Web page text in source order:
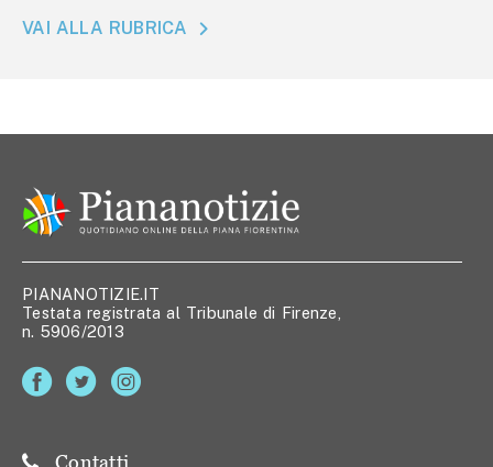
VAI ALLA RUBRICA
PIANANOTIZIE.IT
Testata registrata al Tribunale di Firenze,
n. 5906/2013
Contatti